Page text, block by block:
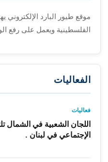
موقع طيور البارد
الفلسطينية ويعمل على رفع
الفعاليات
فعاليات
اللجان الشعبية في الشمال
الإجتماعي في لبنان .